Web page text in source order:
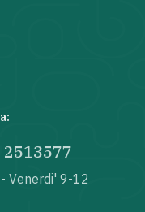
2513577
Venerdi' 9-12